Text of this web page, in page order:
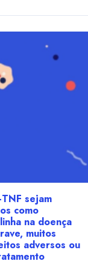
sejam
como
na doença
muitos
adversos ou